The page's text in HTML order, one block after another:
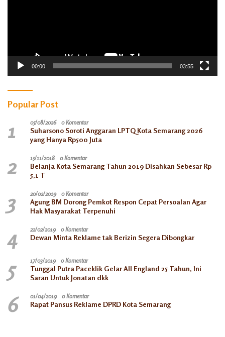
00:00 03:55
Popular Post
1 05/08/2026 0 Komentar
Suharsono Soroti Anggaran LPTQ Kota Semarang 2026
yang Hanya Rp500 Juta
2 15/11/2018 0 Komentar
Belanja Kota Semarang Tahun 2019 Disahkan Sebesar Rp
5,1 T
3 20/02/2019 0 Komentar
Agung BM Dorong Pemkot Respon Cepat Persoalan Agar
Hak Masyarakat Terpenuhi
4 22/02/2019 0 Komentar
Dewan Minta Reklame tak Berizin Segera Dibongkar
5 17/03/2019 0 Komentar
Tunggal Putra Paceklik Gelar All England 25 Tahun, Ini
Saran Untuk Jonatan dkk
6 01/04/2019 0 Komentar
Rapat Pansus Reklame DPRD Kota Semarang